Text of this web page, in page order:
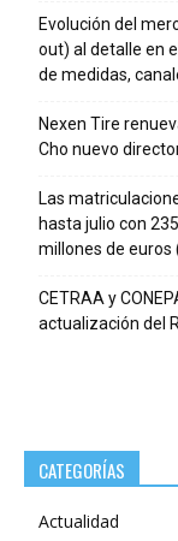
Evolución del
out) al detalle en
de medidas,
Nexen Tire
Cho nuevo
Las
hasta julio con
millones de euros
CETRAA y
actualización del
CATEGORÍAS
Actualidad